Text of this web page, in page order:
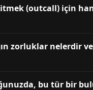
(outcall) için
zorluklar nelerdir
bu tür bir